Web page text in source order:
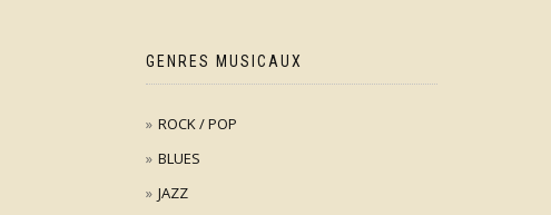
GENRES MUSICAUX
ROCK / POP
BLUES
JAZZ